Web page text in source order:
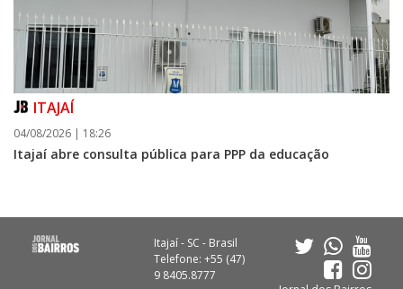
ITAJAÍ
04/08/2026 | 18:26
Itajaí abre consulta pública para PPP da educação
Itajaí - SC - Brasil
Telefone: +55 (47)
9 8405.8777